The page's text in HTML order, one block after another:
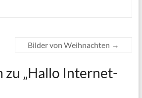
Bilder von Weihnachten →
„Hallo Internet-